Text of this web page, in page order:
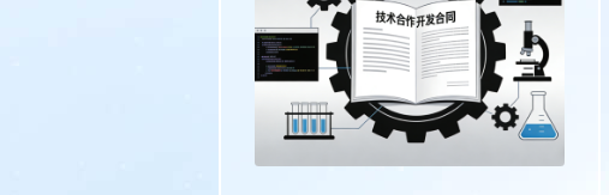
传统文化 更多 >>